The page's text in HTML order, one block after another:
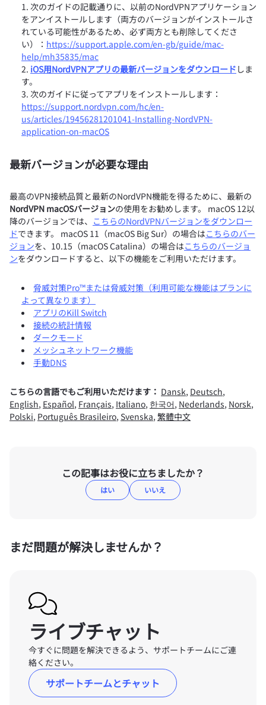
次のガイドの記載通りに、以前のNordVPNアプリケーション
をアンイストールします（両方のバージョンがインストールさ
れている可能性があるため、必ず両方とも削除してくださ
い）： https://support.apple.com/en-gb/guide/mac-
help/mh35835/mac
iOS用NordVPNアプリの最新バージョンをダウンロード しま
す。
次のガイドに従ってアプリをインストールします：
https://support.nordvpn.com/hc/en-
us/articles/19456281201041-Installing-NordVPN-
application-on-macOS
最新バージョンが必要な理由
最高のVPN接続品質と最新のNordVPN機能を得るために、最新の
NordVPN macOSバージョンの使用をお勧めします。 macOS 12以
降のバージョンでは、 こちらのNordVPNバージョンをダウンロー
ドできます。 macOS 11（macOS Big Sur）の場合はこちらのバー
ジョンを、10.15（macOS Catalina）の場合はこちらのバージョ
ンをダウンロードすると、以下の機能をご利用いただけます。
脅威対策Pro™または脅威対策（利用可能な機能はプランに
よって異なります）
アプリのKill Switch
接続の統計情報
ダークモード
メッシュネットワーク機能
手動DNS
こちらの言語でもご利用いただけます： Dansk, Deutsch,
English, Español, Français, Italiano, 한국어, Nederlands, Norsk,
Polski, Português Brasileiro, Svenska, 繁體中文
この記事はお役に立ちましたか？
はい いいえ
まだ問題が解決しませんか？
ライブチャット
今すぐに問題を解決できるよう、サポートチームにご連
絡ください。
サポートチームとチャット